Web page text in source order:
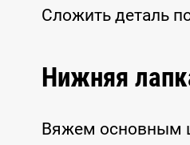
Сложить деталь
Нижняя
Вяжем основным